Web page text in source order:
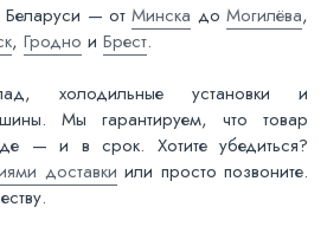
Беларуси — отМинска доМогилёва,
, Гродно и Брест.
холодильные установки и
Мы гарантируем, что товар
— и в срок. Хотите убедиться?
доставки или просто позвоните.